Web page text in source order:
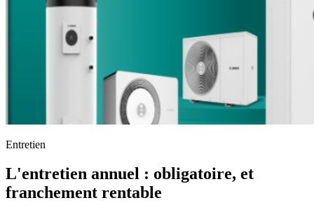
Entretien
L'entretien annuel : obligatoire, et
franchement rentable